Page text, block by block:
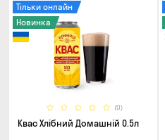
(0)
Тільки онлайн
Новинка
Квас Хлібний Домашній 0.5л